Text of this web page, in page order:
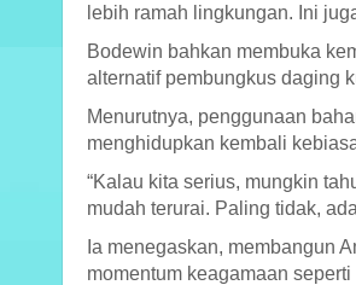
lebih ramah lingkungan. Ini
Bodewin bahkan membuka
alternatif pembungkus daging
Menurutnya, penggunaan
menghidupkan kembali
“Kalau kita serius, mungkin
mudah terurai. Paling tidak,
Ia menegaskan, membangun
momentum keagamaan